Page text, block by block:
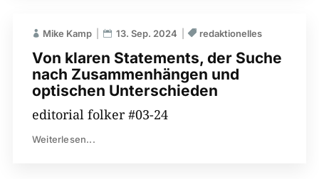
Von klaren Statements, der Suche
nach Zusammenhängen und
optischen Unterschieden
Mike Kamp 13. Sep. 2024 redaktionelles
editorial folker #03-24
Weiterlesen...